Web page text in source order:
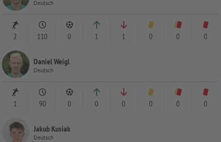
Deutsch
2 110 0 1 1 0 0 0
Daniel Weigl
Deutsch
1 90 0 0 0 0 0 0
Jakub Kusiak
Deutsch